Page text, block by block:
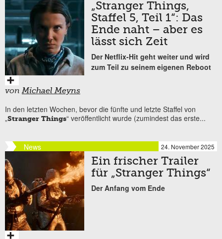
„Stranger Things,
Staffel 5, Teil 1“: Das
Ende naht – aber es
lässt sich Zeit
Der Netflix-Hit geht weiter und wird
zum Teil zu seinem eigenen Reboot
vonMichael Meyns
In den letzten Wochen, bevor die fünfte und letzte Staffel von
„Stranger Things“ veröffentlicht wurde (zumindest das erste...
News 24. November 2025
Ein frischer Trailer
für „Stranger Things“
Der Anfang vom Ende